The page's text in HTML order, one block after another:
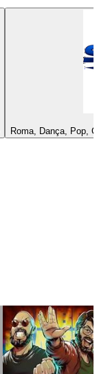
Roma, Dança, Pop,